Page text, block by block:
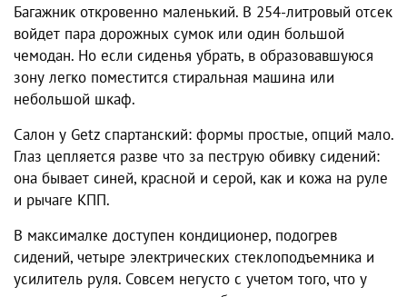
Багажник откровенно маленький. В 254-литровый отсек
войдет пара дорожных сумок или один большой
чемодан. Но если сиденья убрать, в образовавшуюся
зону легко поместится стиральная машина или
небольшой шкаф.
Салон у Getz спартанский: формы простые, опций мало.
Глаз цепляется разве что за пеструю обивку сидений:
она бывает синей, красной и серой, как и кожа на руле
и рычаге КПП.
В максималке доступен кондиционер, подогрев
сидений, четыре электрических стеклоподъемника и
усилитель руля. Совсем негусто с учетом того, что у